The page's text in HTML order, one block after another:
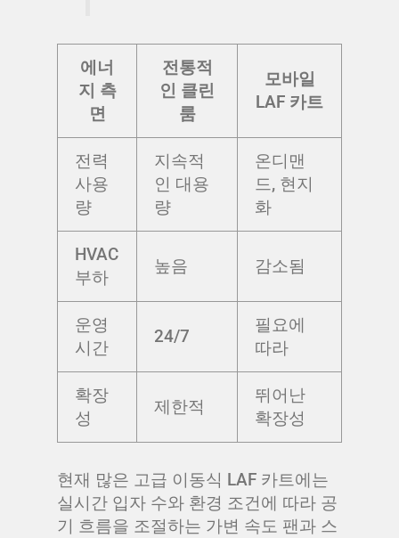
에너
지 측
면
전통적
인 클린
룸
모바일
LAF 카트
전력
사용
량
지속적
인 대용
량
온디맨
드, 현지
화
HVAC
부하
높음 감소됨
운영
시간
24/7
필요에
따라
확장
성
제한적
뛰어난
확장성
현재 많은 고급 이동식 LAF 카트에는
실시간 입자 수와 환경 조건에 따라 공
기 흐름을 조절하는 가변 속도 팬과 스